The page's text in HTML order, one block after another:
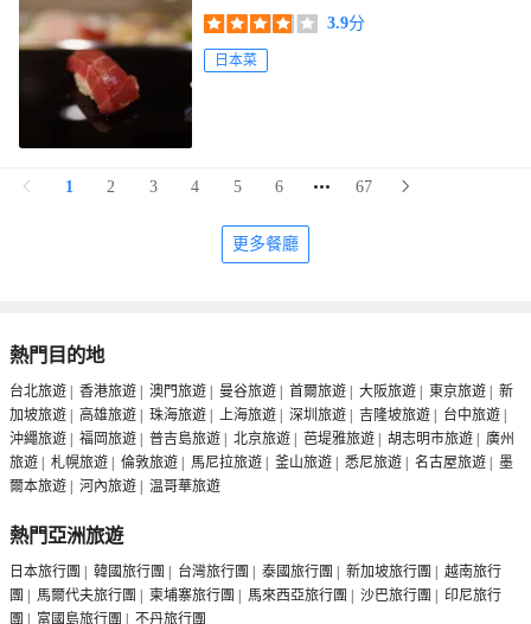
3.9分
日本菜
1 2 3 4 5 6 67
更多餐廳
熱門目的地
台北旅遊 香港旅遊 澳門旅遊 曼谷旅遊 首爾旅遊 大阪旅遊 東京旅遊
新
加坡旅遊
高雄旅遊 珠海旅遊 上海旅遊 深圳旅遊 吉隆坡旅遊 台中旅遊
沖繩旅遊
福岡旅遊 普吉島旅遊 北京旅遊 芭堤雅旅遊 胡志明市旅遊
廣州
旅遊
札幌旅遊 倫敦旅遊 馬尼拉旅遊 釜山旅遊 悉尼旅遊 名古屋旅遊
墨
爾本旅遊
河內旅遊 温哥華旅遊
熱門亞洲旅遊
日本旅行團 韓國旅行團 台灣旅行團 泰國旅行團 新加坡旅行團
越南旅行
團
馬爾代夫旅行團 柬埔寨旅行團 馬來西亞旅行團 沙巴旅行團
印尼旅行
團
富國島旅行團 不丹旅行團